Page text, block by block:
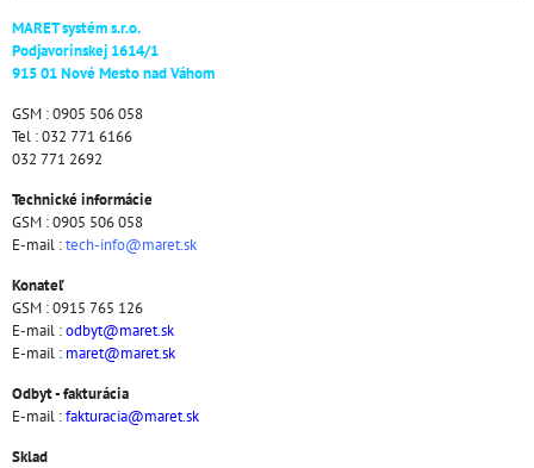
MARET systém s.r.o.
Podjavorinskej 1614/1
915 01 Nové Mesto nad Váhom
GSM : 0905 506 058
Tel : 032 771 6166
032 771 2692
Technické informácie
GSM : 0905 506 058
E-mail :tech-info@maret.sk
Konateľ
GSM : 0915 765 126
E-mail :odbyt@maret.sk
E-mail : maret@maret.sk
Odbyt - fakturácia
E-mail :fakturacia@maret.sk
Sklad